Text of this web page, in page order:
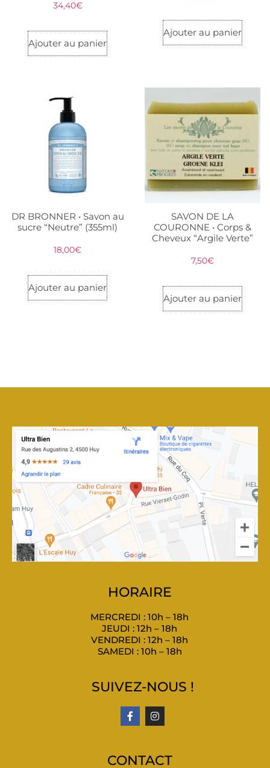
34,40€
Ajouter au panier
Ajouter au panier
DR BRONNER • Savon au
sucre “Neutre” (355ml)
18,00€
Ajouter au panier
SAVON DE LA
COURONNE • Corps &
Cheveux “Argile Verte”
7,50€
Ajouter au panier
HORAIRE
MERCREDI : 10h – 18h
JEUDI : 12h – 18h
VENDREDI : 12h – 18h
SAMEDI : 10h – 18h
SUIVEZ-NOUS !
CONTACT